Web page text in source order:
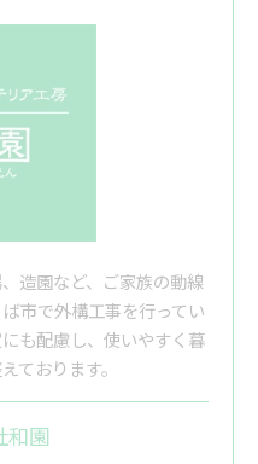
造園など、ご家族の動線
市で外構工事を行ってい
も配慮し、使いやすく暮
ております。
和園